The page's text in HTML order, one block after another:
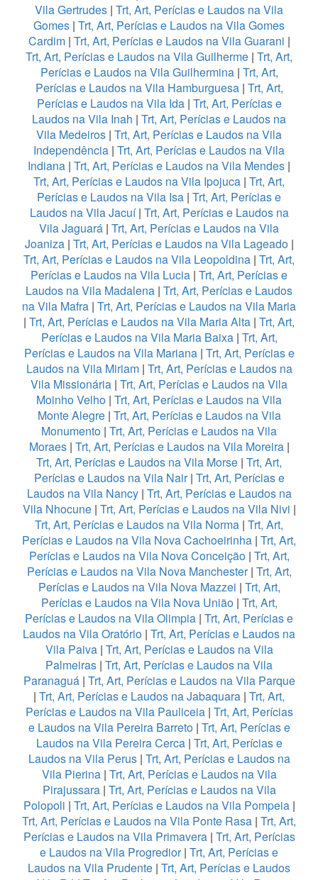
Vila Gertrudes | Trt, Art, Perícias e Laudos na Vila
Gomes | Trt, Art, Perícias e Laudos na Vila Gomes
Cardim| Trt, Art, Perícias e Laudos na Vila Guarani |
Trt, Art, Perícias e Laudos na Vila Guilherme | Trt, Art,
Perícias e Laudos na Vila Guilhermina| Trt, Art,
Perícias e Laudos na Vila Hamburguesa| Trt, Art,
Perícias e Laudos na Vila Ida| Trt, Art, Perícias e
Laudos na Vila Inah | Trt, Art, Perícias e Laudos na
Vila Medeiros | Trt, Art, Perícias e Laudos na Vila
Independência | Trt, Art, Perícias e Laudos na Vila
Indiana | Trt, Art, Perícias e Laudos na Vila Mendes |
Trt, Art, Perícias e Laudos na Vila Ipojuca | Trt, Art,
Perícias e Laudos na Vila Isa | Trt, Art, Perícias e
Laudos na Vila Jacuí| Trt, Art, Perícias e Laudos na
Vila Jaguará | Trt, Art, Perícias e Laudos na Vila
Joaniza| Trt, Art, Perícias e Laudos na Vila Lageado|
Trt, Art, Perícias e Laudos na Vila Leopoldina | Trt, Art,
Perícias e Laudos na Vila Lucia | Trt, Art, Perícias e
Laudos na Vila Madalena | Trt, Art, Perícias e Laudos
na Vila Mafra | Trt, Art, Perícias e Laudos na Vila Maria
| Trt, Art, Perícias e Laudos na Vila Maria Alta | Trt, Art,
Perícias e Laudos na Vila Maria Baixa| Trt, Art,
Perícias e Laudos na Vila Mariana| Trt, Art, Perícias e
Laudos na Vila Miriam| Trt, Art, Perícias e Laudos na
Vila Missionária | Trt, Art, Perícias e Laudos na Vila
Moinho Velho | Trt, Art, Perícias e Laudos na Vila
Monte Alegre| Trt, Art, Perícias e Laudos na Vila
Monumento | Trt, Art, Perícias e Laudos na Vila
Moraes| Trt, Art, Perícias e Laudos na Vila Moreira|
Trt, Art, Perícias e Laudos na Vila Morse | Trt, Art,
Perícias e Laudos na Vila Nair| Trt, Art, Perícias e
Laudos na Vila Nancy| Trt, Art, Perícias e Laudos na
Vila Nhocune| Trt, Art, Perícias e Laudos na Vila Nivi |
Trt, Art, Perícias e Laudos na Vila Norma | Trt, Art,
Perícias e Laudos na Vila Nova Cachoeirinha | Trt, Art,
Perícias e Laudos na Vila Nova Conceição| Trt, Art,
Perícias e Laudos na Vila Nova Manchester| Trt, Art,
Perícias e Laudos na Vila Nova Mazzei | Trt, Art,
Perícias e Laudos na Vila Nova União| Trt, Art,
Perícias e Laudos na Vila Olimpia | Trt, Art, Perícias e
Laudos na Vila Oratório | Trt, Art, Perícias e Laudos na
Vila Paiva| Trt, Art, Perícias e Laudos na Vila
Palmeiras | Trt, Art, Perícias e Laudos na Vila
Paranaguá| Trt, Art, Perícias e Laudos na Vila Parque
| Trt, Art, Perícias e Laudos na Jabaquara | Trt, Art,
Perícias e Laudos na Vila Pauliceia| Trt, Art, Perícias
e Laudos na Vila Pereira Barreto| Trt, Art, Perícias e
Laudos na Vila Pereira Cerca| Trt, Art, Perícias e
Laudos na Vila Perus| Trt, Art, Perícias e Laudos na
Vila Pierina| Trt, Art, Perícias e Laudos na Vila
Pirajussara| Trt, Art, Perícias e Laudos na Vila
Polopoli | Trt, Art, Perícias e Laudos na Vila Pompeia|
Trt, Art, Perícias e Laudos na Vila Ponte Rasa | Trt, Art,
Perícias e Laudos na Vila Primavera| Trt, Art, Perícias
e Laudos na Vila Progredior| Trt, Art, Perícias e
Laudos na Vila Prudente | Trt, Art, Perícias e Laudos